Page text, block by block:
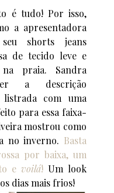
é tudo! Por isso,
a apresentadora
shorts jeans
de tecido leve e
praia. Sandra
a descrição
listrada com uma
para essa faixa-
mostrou como
no inverno. Basta
por baixa, um
e voilá!Um look
dias mais frios!